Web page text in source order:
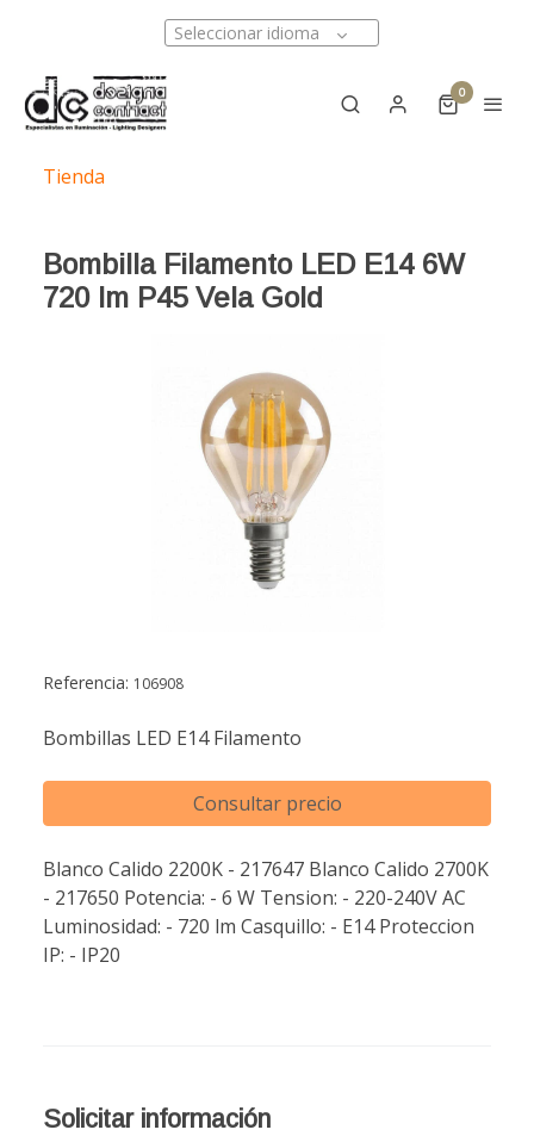
Seleccionar idioma
0
Tienda
Bombilla Filamento LED E14 6W
720 lm P45 Vela Gold
Referencia: 106908
Bombillas LED E14 Filamento
Consultar precio
Blanco Calido 2200K - 217647 Blanco Calido 2700K
- 217650 Potencia: - 6 W Tension: - 220-240V AC
Luminosidad: - 720 lm Casquillo: - E14 Proteccion
IP: - IP20
Solicitar información